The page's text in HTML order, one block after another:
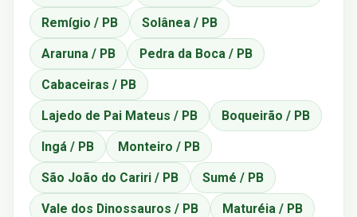
Remígio / PB Solânea / PB
Araruna / PB Pedra da Boca / PB
Cabaceiras / PB
Lajedo de Pai Mateus / PB Boqueirão / PB
Ingá / PB Monteiro / PB
São João do Cariri / PB Sumé / PB
Vale dos Dinossauros / PB Maturéia / PB